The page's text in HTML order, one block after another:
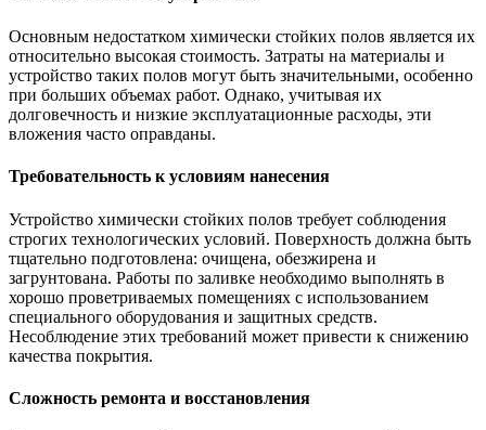
Основным недостатком химически стойких полов является их
относительно высокая стоимость. Затраты на материалы и
устройство таких полов могут быть значительными, особенно
при больших объемах работ. Однако, учитывая их
долговечность и низкие эксплуатационные расходы, эти
вложения часто оправданы.
Требовательность к условиям нанесения
Устройство химически стойких полов требует соблюдения
строгих технологических условий. Поверхность должна быть
тщательно подготовлена: очищена, обезжирена и
загрунтована. Работы по заливке необходимо выполнять в
хорошо проветриваемых помещениях с использованием
специального оборудования и защитных средств.
Несоблюдение этих требований может привести к снижению
качества покрытия.
Сложность ремонта и восстановления